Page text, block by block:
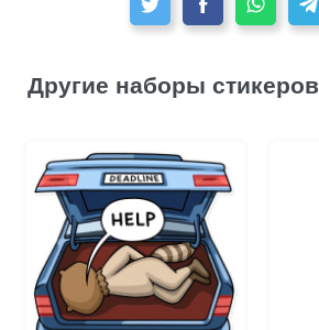
Другие наборы стикеров